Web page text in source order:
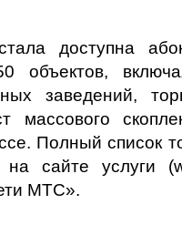
доступна
объектов,
заведений,
массового
Полный список
сайте услуги
МТС».